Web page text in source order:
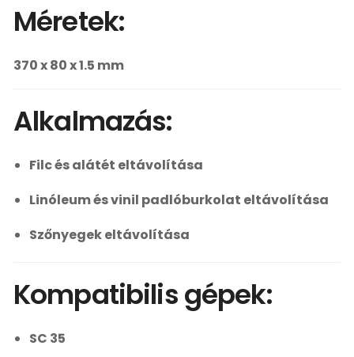
Méretek:
370 x 80 x 1.5 mm
Alkalmazás:
Filc és alátét eltávolítása
Linóleum és vinil padlóburkolat eltávolítása
Szőnyegek eltávolítása
Kompatibilis gépek:
SC 35